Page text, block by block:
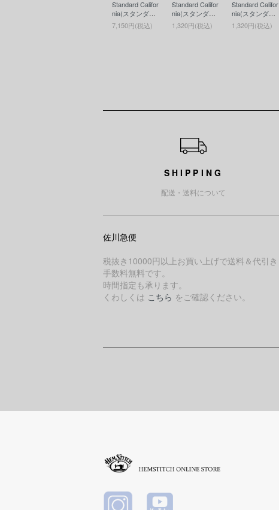
Standard Califor
nia(スタンダー
ドカリフォルニ
ア) SD Fragran
7,150円(税込)
Standard Califor
nia(スタンダー
ドカリフォルニ
ア) SD Coin Ca
1,320円(税込)
Standard Califor
nia(スタンダー
ドカリフォルニ
ア) SD Coin Ca
1,320円(税込)
SHIPPING
配送・送料について
佐川急便
税抜き10000円以上お買い上げで送料＆代引き
手数料無料です。
時間指定も承ります。
くわしくは こちら をご確認ください。